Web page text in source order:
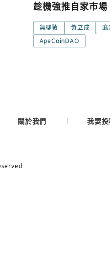
趁機強推自家市場
無聊猿 黃立成 麻
ApeCoinDAO
您已閒
關於我們 我要投